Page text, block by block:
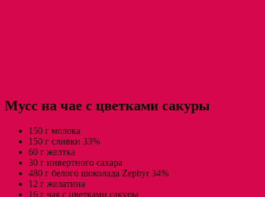
Мусс на чае с цветками сакуры
150 г молока
150 г сливки 33%
60 г желтка
30 г инвертного сахара
480 г белого шоколада Zephyr 34%
12 г желатина
16 г чая с цветками сакуры